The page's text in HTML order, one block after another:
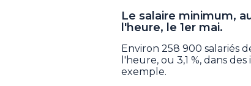
Le salaire minimum,
l'heure, le 1er mai.
Environ 258 900 salariés
l'heure, ou 3,1 %, dans
exemple.